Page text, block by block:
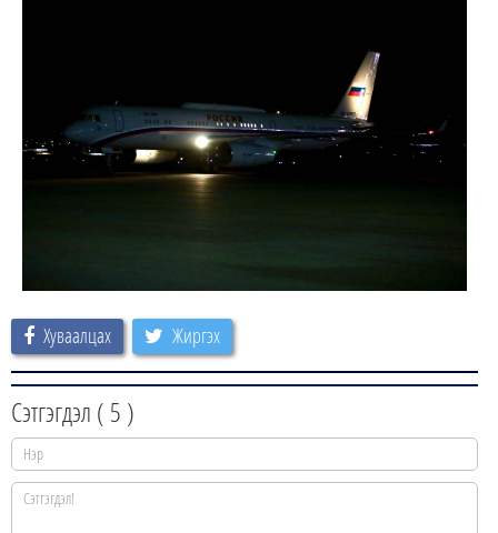
Хуваалцах Жиргэх
Сэтгэгдэл ( 5 )